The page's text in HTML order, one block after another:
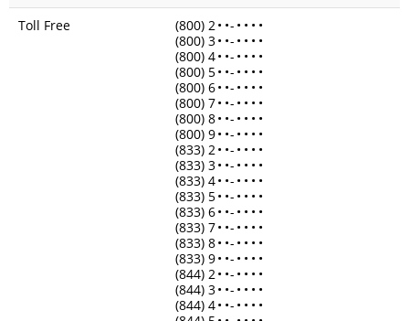
Toll Free
(800) 2• •- • • • •
(800) 3• •- • • • •
(800) 4• •- • • • •
(800) 5• •- • • • •
(800) 6• •- • • • •
(800) 7• •- • • • •
(800) 8• •- • • • •
(800) 9• •- • • • •
(833) 2• •- • • • •
(833) 3• •- • • • •
(833) 4• •- • • • •
(833) 5• •- • • • •
(833) 6• •- • • • •
(833) 7• •- • • • •
(833) 8• •- • • • •
(833) 9• •- • • • •
(844) 2• •- • • • •
(844) 3• •- • • • •
(844) 4• •- • • • •